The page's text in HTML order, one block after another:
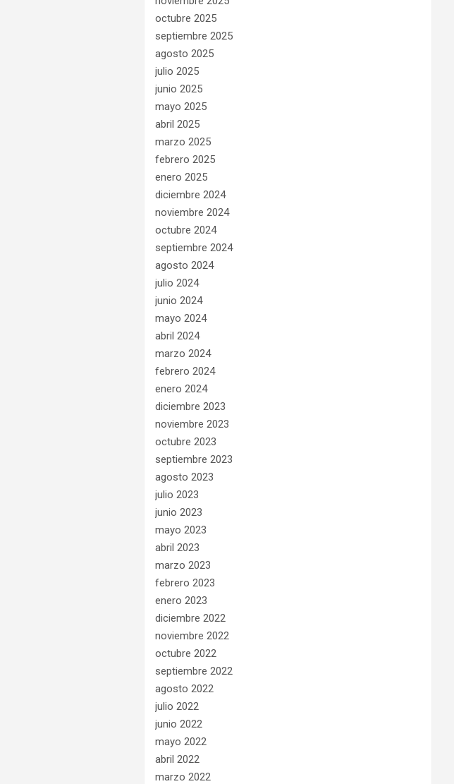
octubre 2025
septiembre 2025
agosto 2025
julio 2025
junio 2025
mayo 2025
abril 2025
marzo 2025
febrero 2025
enero 2025
diciembre 2024
noviembre 2024
octubre 2024
septiembre 2024
agosto 2024
julio 2024
junio 2024
mayo 2024
abril 2024
marzo 2024
febrero 2024
enero 2024
diciembre 2023
noviembre 2023
octubre 2023
septiembre 2023
agosto 2023
julio 2023
junio 2023
mayo 2023
abril 2023
marzo 2023
febrero 2023
enero 2023
diciembre 2022
noviembre 2022
octubre 2022
septiembre 2022
agosto 2022
julio 2022
junio 2022
mayo 2022
abril 2022
marzo 2022